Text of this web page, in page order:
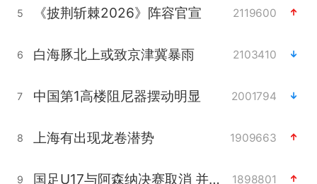
5 《披荆斩棘2026》阵容官宣 2119600
6 白海豚北上或致京津冀暴雨 2103410
7 中国第1高楼阻尼器摆动明显 2001794
8 上海有出现龙卷潜势 1909663
9 国足U17与阿森纳决赛取消 并列冠军 1898801